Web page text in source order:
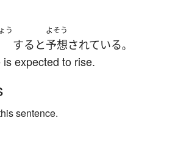
う
する と
よそう
予想されている。
expected to rise.
sentence.